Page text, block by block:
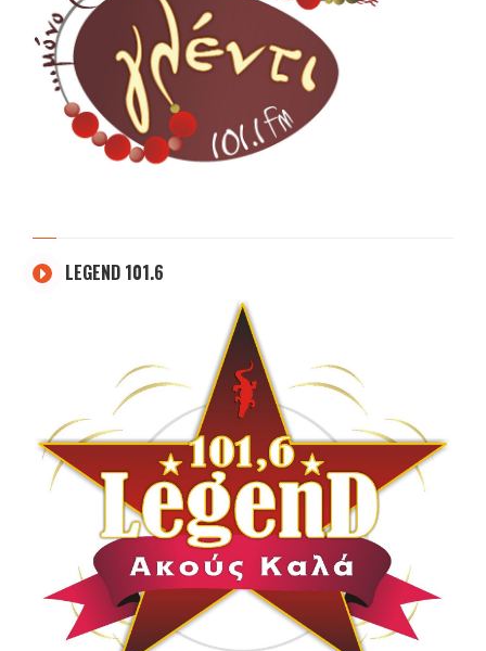
LEGEND 101.6